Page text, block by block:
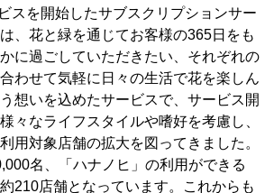
スを開始したサブスクリプションサー
、花と緑を通じてお客様の365日をも
に過ごしていただきたい、それぞれの
わせて気軽に日々の生活で花を楽しん
想いを込めたサービスで、サービス開
々なライフスタイルや嗜好を考慮し、
用対象店舗の拡大を図ってきました。
名、「ハナノヒ」の利用ができる
210店舗となっています。これからも